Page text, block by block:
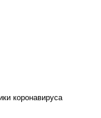
коронавируса